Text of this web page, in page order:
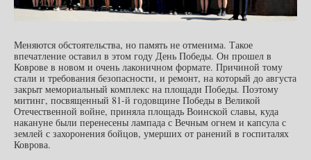
Меняются обстоятельства, но память не отменима. Такое
впечатление оставил в этом году День Победы. Он прошел в
Коврове в новом и очень лаконичном формате. Причиной тому
стали и требования безопасности, и ремонт, на который до августа
закрыт мемориальный комплекс на площади Победы. Поэтому
митинг, посвященный 81-й годовщине Победы в Великой
Отечественной войне, приняла площадь Воинской славы, куда
накануне были перенесены лампада с Вечным огнем и капсула с
землей с захоронения бойцов, умерших от ранений в госпиталях
Коврова.